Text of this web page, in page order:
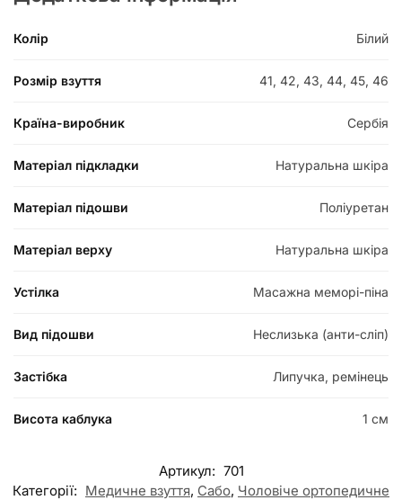
Колір Білий
Розмір взуття 41, 42, 43, 44, 45, 46
Країна-виробник Сербія
Матеріал підкладки Натуральна шкіра
Матеріал підошви Поліуретан
Матеріал верху Натуральна шкіра
Устілка Масажна меморі-піна
Вид підошви Неслизька (анти-сліп)
Застібка Липучка, ремінець
Висота каблука 1 см
Артикул: 701
Категорії: Медичне взуття, Сабо, Чоловіче ортопедичне